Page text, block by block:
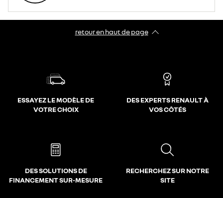
retour en haut de page​
ESSAYEZ LE MODÈLE DE
VOTRE CHOIX
DES EXPERTS RENAULT À
VOS CÔTÉS
DES SOLUTIONS DE
FINANCEMENT SUR-MESURE
RECHERCHEZ SUR NOTRE
SITE